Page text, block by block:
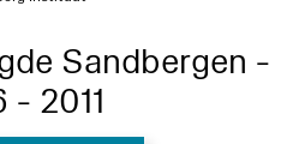
Sandbergen -
2011